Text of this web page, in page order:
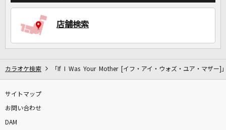
店舗検索
カラオケ検索 「If I Was Your Mother [イフ・アイ・ウォズ・ユア・マザー]
サイトマップ
お問い合わせ
DAM